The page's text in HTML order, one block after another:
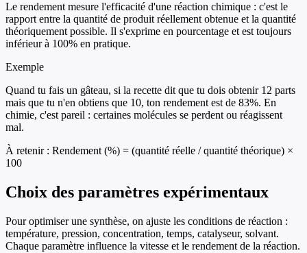
Le rendement mesure l'efficacité d'une réaction chimique : c'est le
rapport entre la quantité de produit réellement obtenue et la quantité
théoriquement possible. Il s'exprime en pourcentage et est toujours
inférieur à 100% en pratique.
Exemple
Quand tu fais un gâteau, si la recette dit que tu dois obtenir 12 parts
mais que tu n'en obtiens que 10, ton rendement est de 83%. En
chimie, c'est pareil : certaines molécules se perdent ou réagissent
mal.
À retenir : Rendement (%) = (quantité réelle / quantité théorique) ×
100
Choix des paramètres expérimentaux
Pour optimiser une synthèse, on ajuste les conditions de réaction :
température, pression, concentration, temps, catalyseur, solvant.
Chaque paramètre influence la vitesse et le rendement de la réaction.